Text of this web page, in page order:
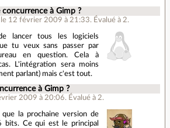
concurrence à Gimp ?
le 12 février 2009 à 21:33.Évalué à 2.
lancer tous les logiciels
tu veux sans passer par
en question. Cela à
L'intégration sera moins
parlant) mais c'est tout.
à Gimp ?
2009 à 20:06. Évalué à 2.
la prochaine version de
bits. Ce qui est le principal